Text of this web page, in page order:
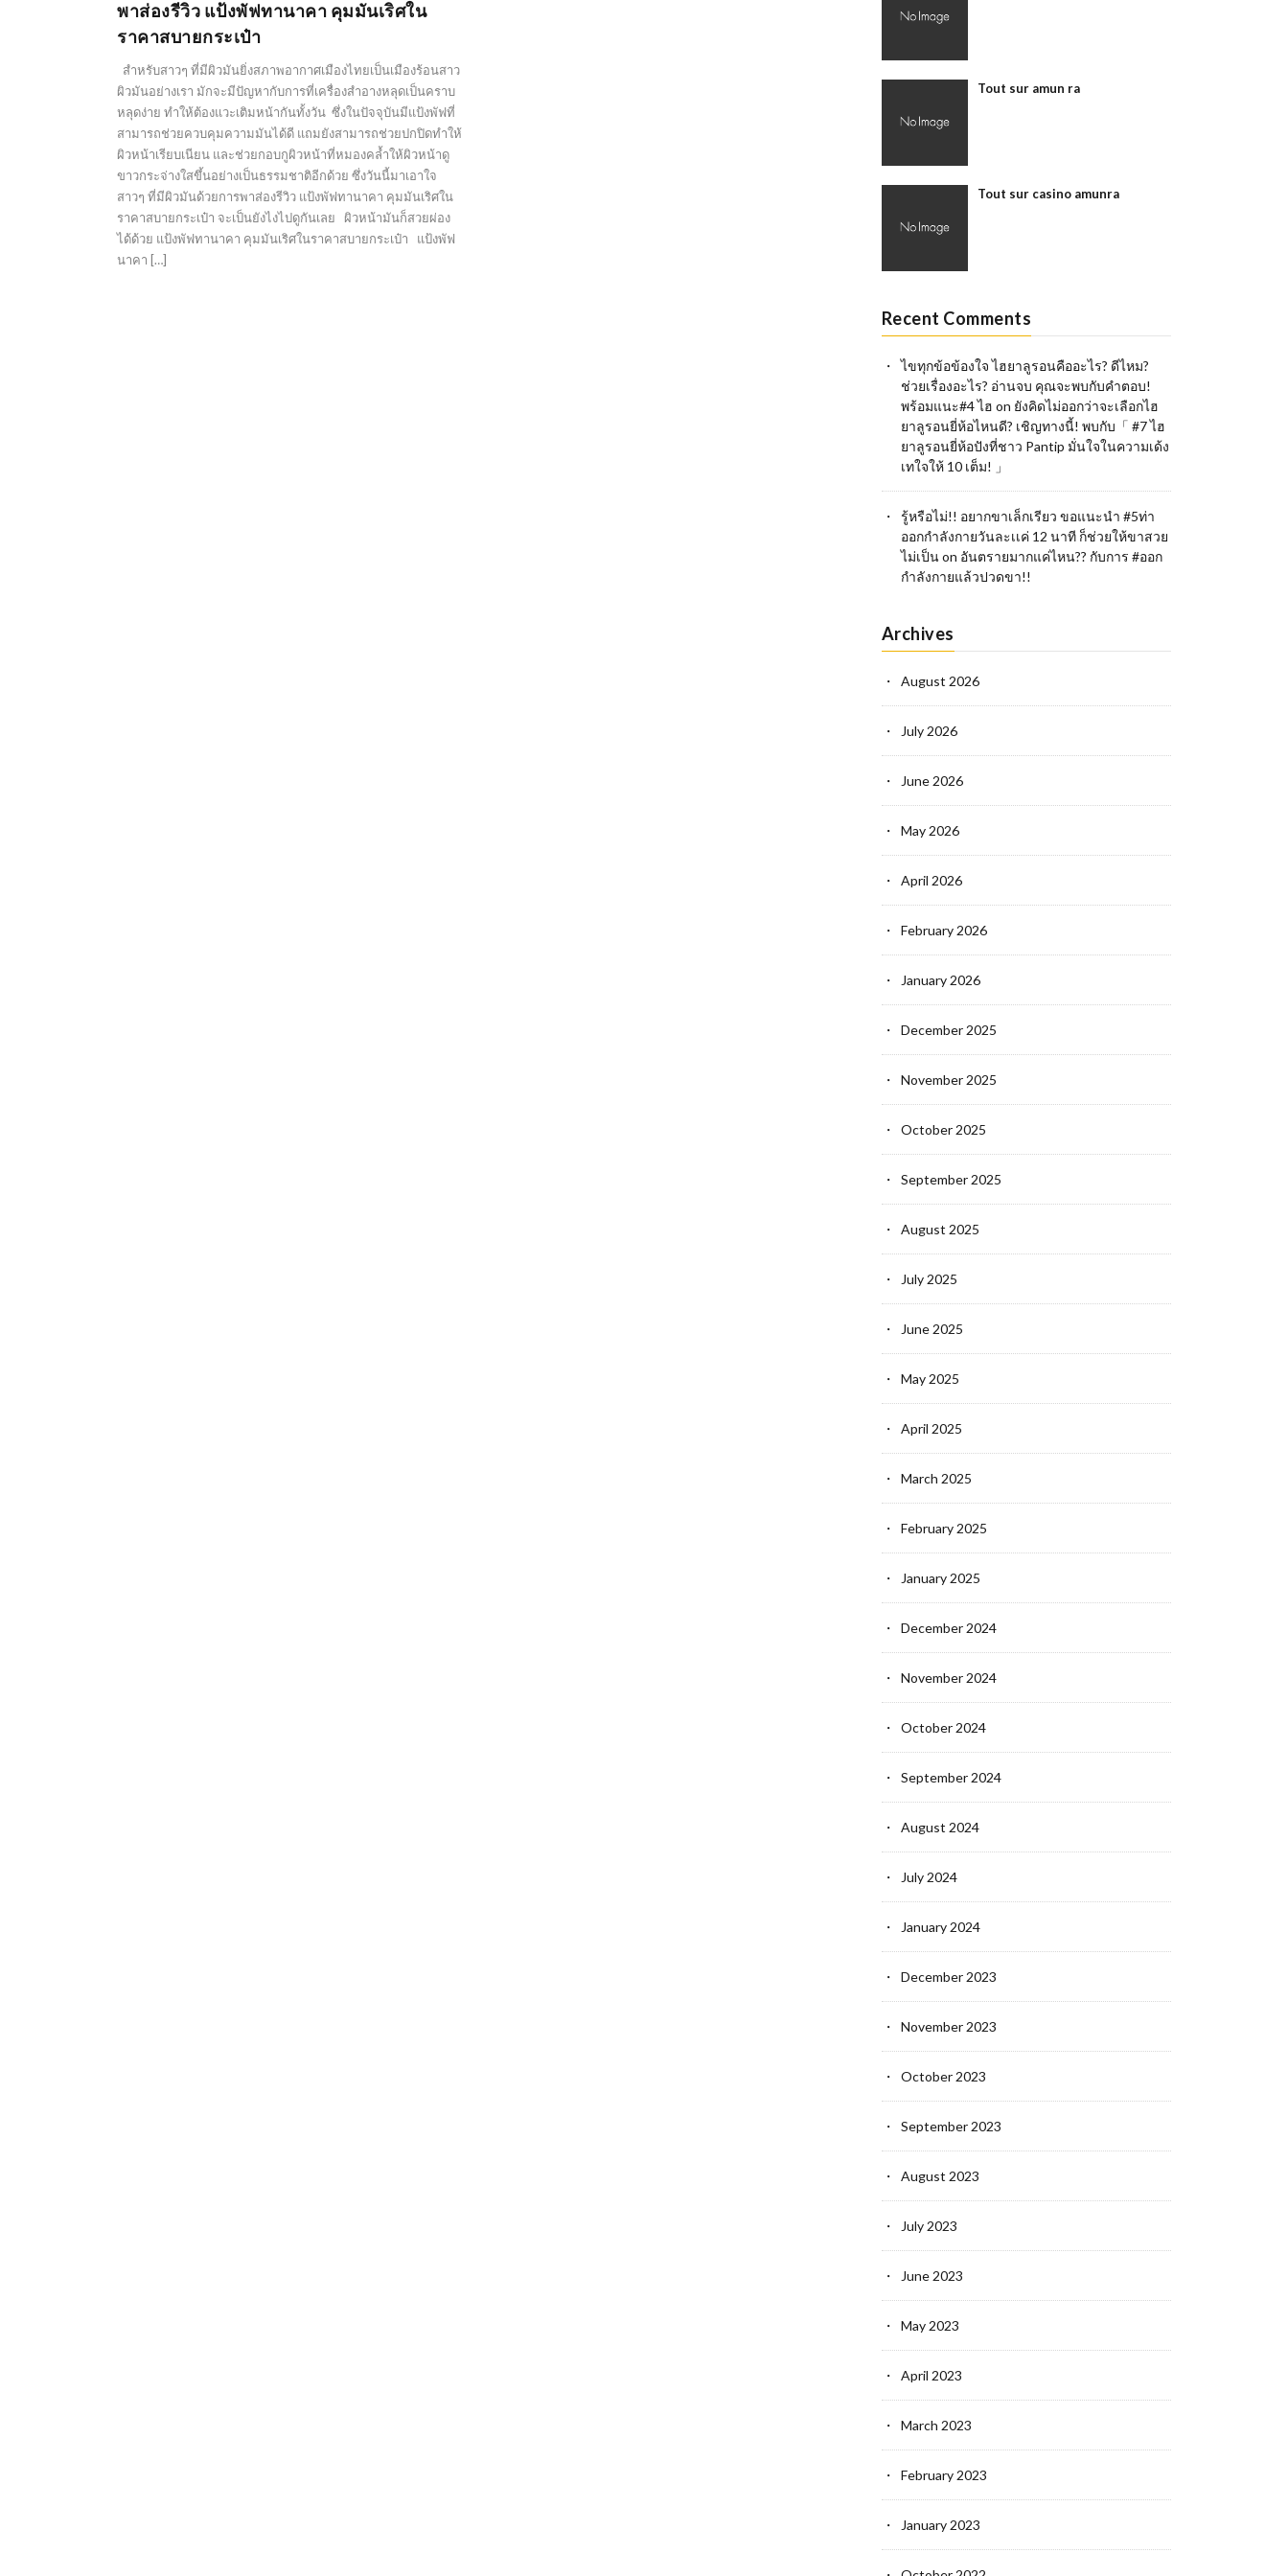
พาส่องรีวิว แป้งพัฟทานาคา คุมมันเริศใน
ราคาสบายกระเป๋า
สำหรับสาวๆ ที่มีผิวมันยิ่งสภาพอากาศเมืองไทยเป็นเมืองร้อนสาว
ผิวมันอย่างเรา มักจะมีปัญหากับการที่เครื่องสำอางหลุดเป็นคราบ
หลุดง่าย ทำให้ต้องแวะเติมหน้ากันทั้งวัน ซึ่งในปัจจุบันมีแป้งพัฟที่
สามารถช่วยควบคุมความมันได้ดี แถมยังสามารถช่วยปกปิดทำให้
ผิวหน้าเรียบเนียน และช่วยกอบกูผิวหน้าที่หมองคล้ำให้ผิวหน้าดู
ขาวกระจ่างใสขึ้นอย่างเป็นธรรมชาติอีกด้วย ซึ่งวันนี้มาเอาใจ
สาวๆ ที่มีผิวมันด้วยการพาส่องรีวิว แป้งพัฟทานาคา คุมมันเริศใน
ราคาสบายกระเป๋า จะเป็นยังไงไปดูกันเลย ผิวหน้ามันก็สวยผ่อง
ได้ด้วย แป้งพัฟทานาคา คุมมันเริศในราคาสบายกระเป๋า แป้งพัฟ
นาคา […]
Tout sur amun ra
Tout sur casino amunra
Recent Comments
ไขทุกข้อข้องใจ ไฮยาลูรอนคืออะไร? ดีไหม?
ช่วยเรื่องอะไร? อ่านจบ คุณจะพบกับคำตอบ!
พร้อมแนะ#4 ไฮ on ยังคิดไม่ออกว่าจะเลือกไฮ
ยาลูรอนยี่ห้อไหนดี? เชิญทางนี้! พบกับ「 #7 ไฮ
ยาลูรอนยี่ห้อปังที่ชาว Pantip มั่นใจในความเด้ง
เทใจให้ 10 เต็ม! 」
รู้หรือไม่!! อยากขาเล็กเรียว ขอแนะนำ #5ท่า
ออกกำลังกายวันละเเค่ 12 นาที ก็ช่วยให้ขาสวย
ไม่เป็นon อันตรายมากแค่ไหน?? กับการ #ออก
กำลังกายแล้วปวดขา!!
Archives
August 2026
July 2026
June 2026
May 2026
April 2026
February 2026
January 2026
December 2025
November 2025
October 2025
September 2025
August 2025
July 2025
June 2025
May 2025
April 2025
March 2025
February 2025
January 2025
December 2024
November 2024
October 2024
September 2024
August 2024
July 2024
January 2024
December 2023
November 2023
October 2023
September 2023
August 2023
July 2023
June 2023
May 2023
April 2023
March 2023
February 2023
January 2023